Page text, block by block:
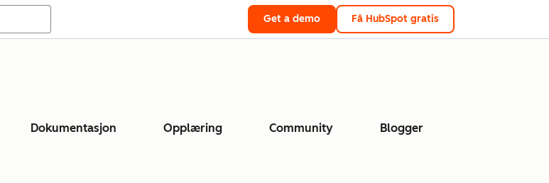
Get a demo Få HubSpot gratis
Dokumentasjon Opplæring Community Blogger